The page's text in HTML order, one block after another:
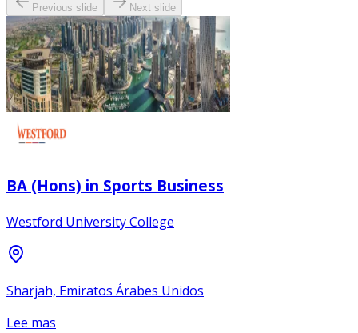
Previous slide Next slide
BA (Hons) in Sports Business
Westford University College
Sharjah, Emiratos Árabes Unidos
Lee mas